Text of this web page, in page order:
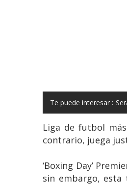
Te puede interesar :
Liga de futbol
contrario, juega
‘Boxing Day’
sin embargo, esta